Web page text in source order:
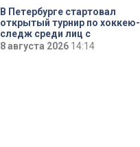
В Петербурге стартовал
открытый турнир по хоккею-
следж среди лиц с
поражением опорно-
8 августа 2026 14:14